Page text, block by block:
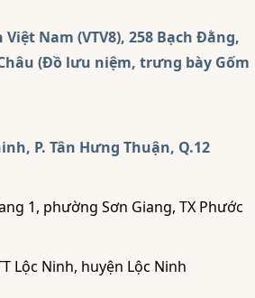
Nam (VTV8), 258 Bạch Đằng,
(Đồ lưu niệm, trưng bày Gốm
P. Tân Hưng Thuận, Q.12
1, phường Sơn Giang, TX Phước
Lộc Ninh, huyện Lộc Ninh